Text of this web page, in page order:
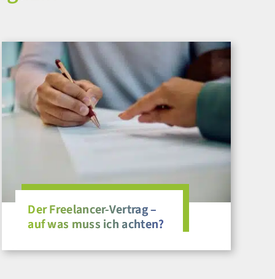
Der Freelancer-Vertrag –
auf was muss ich achten?